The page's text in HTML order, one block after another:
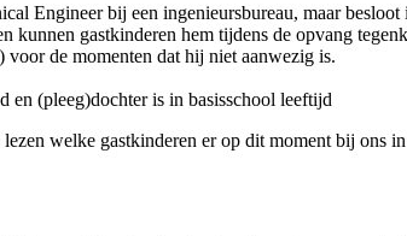
Engineer bij een ingenieursbureau, maar
gastkinderen hem tijdens de opvang
de momenten dat hij niet aanwezig is.
(pleeg)dochter is in basisschool leeftijd
lezen welke gastkinderen er op dit moment bij ons